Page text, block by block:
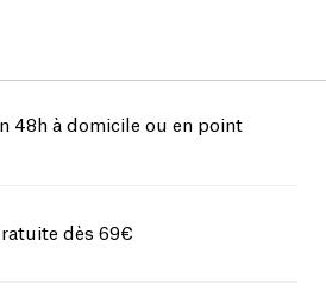
48h à domicile ou en point
dès 69€